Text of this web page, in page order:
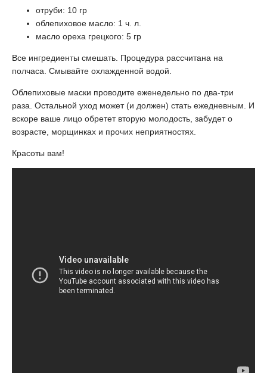
отруби: 10 гр
облепиховое масло: 1 ч. л.
масло ореха грецкого: 5 гр
Все ингредиенты смешать. Процедура рассчитана на
полчаса. Смывайте охлажденной водой.
Облепиховые маски проводите еженедельно по два-три
раза. Остальной уход может (и должен) стать ежедневным. И
вскоре ваше лицо обретет вторую молодость, забудет о
возрасте, морщинках и прочих неприятностях.
Красоты вам!